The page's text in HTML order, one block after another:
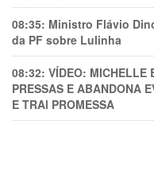
08:35: Ministro Flávio
da PF sobre Lulinha
08:32: VÍDEO: MICHELLE
PRESSAS E ABANDONA
E TRAl PROMESSA